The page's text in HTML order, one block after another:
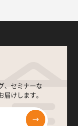
、セミナーな
届けします。